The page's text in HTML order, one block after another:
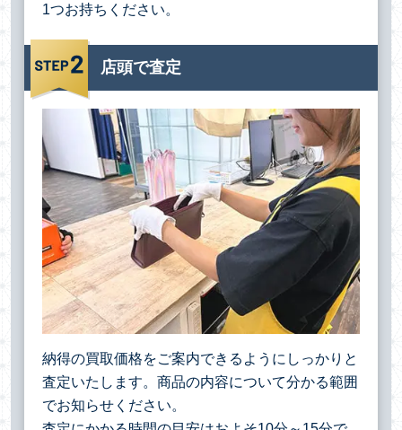
1つお持ちください。
店頭で査定
納得の買取価格をご案内できるようにしっかりと
査定いたします。商品の内容について分かる範囲
でお知らせください。